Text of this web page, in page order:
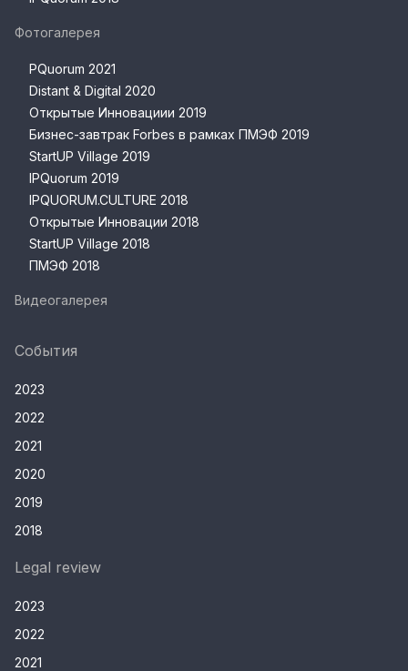
Фотогалерея
PQuorum 2021
Distant & Digital 2020
Открытые Инновациии 2019
Бизнес-завтрак Forbes в рамках ПМЭФ 2019
StartUP Village 2019
IPQuorum 2019
IPQUORUM.CULTURE 2018
Открытые Инновации 2018
StartUP Village 2018
ПМЭФ 2018
Видеогалерея
События
2023
2022
2021
2020
2019
2018
Legal review
2023
2022
2021